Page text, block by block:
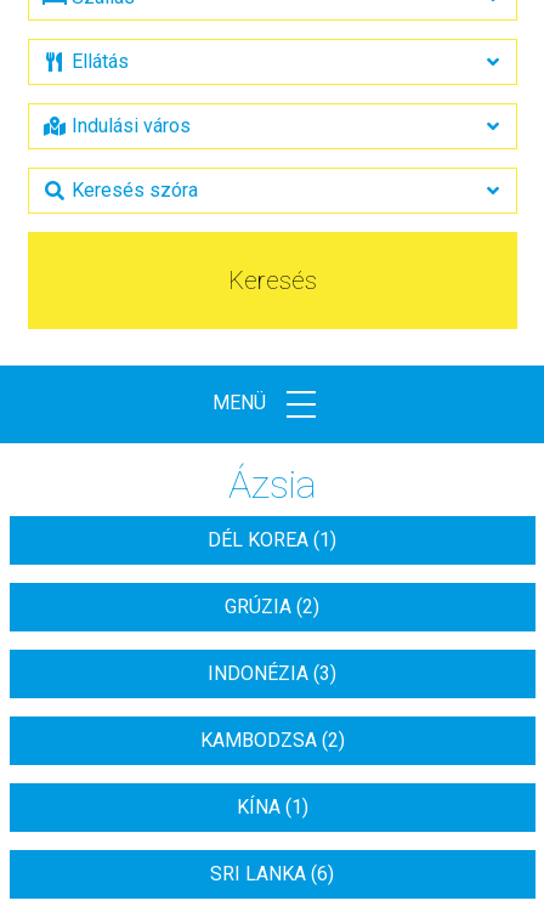
Keresés
MENÜ
Ázsia
DÉL KOREA (1)
GRÚZIA (2)
INDONÉZIA (3)
KAMBODZSA (2)
KÍNA (1)
SRI LANKA (6)